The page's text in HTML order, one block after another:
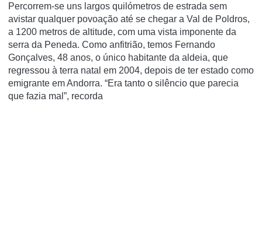
Percorrem-se uns largos quilómetros de estrada sem
avistar qualquer povoação até se chegar a Val de Poldros,
a 1200 metros de altitude, com uma vista imponente da
serra da Peneda. Como anfitrião, temos Fernando
Gonçalves, 48 anos, o único habitante da aldeia, que
regressou à terra natal em 2004, depois de ter estado como
emigrante em Andorra. “Era tanto o silêncio que parecia
que fazia mal”, recorda